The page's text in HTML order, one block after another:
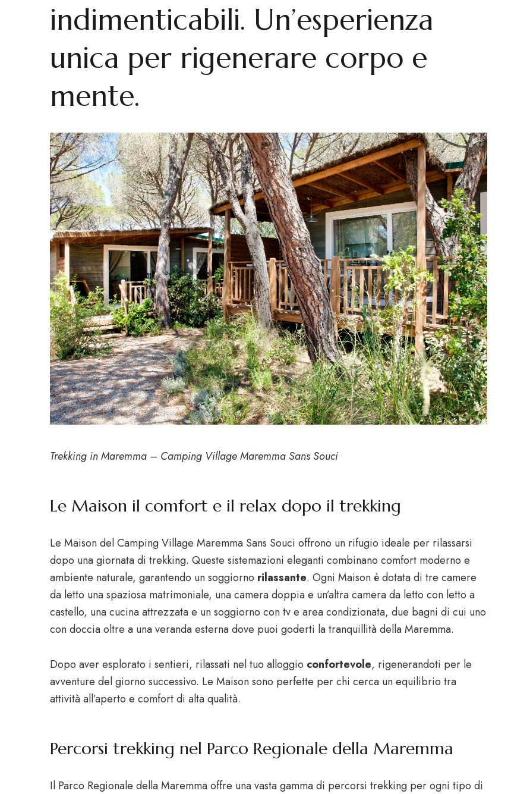
indimenticabili. Un’esperienza
unica per rigenerare corpo e
mente.
Trekking in Maremma – Camping Village Maremma Sans Souci
Le Maison il comfort e il relax dopo il trekking
Le Maison del Camping Village Maremma Sans Souci offrono un rifugio ideale per rilassarsi
dopo una giornata di trekking. Queste sistemazioni eleganti combinano comfort moderno e
ambiente naturale, garantendo un soggiorno rilassante. Ogni Maison è dotata di tre camere
da letto una spaziosa matrimoniale, una camera doppia e un’altra camera da letto con letto a
castello, una cucina attrezzata e un soggiorno con tv e area condizionata, due bagni di cui uno
con doccia oltre a una veranda esterna dove puoi goderti la tranquillità della Maremma.
Dopo aver esplorato i sentieri, rilassati nel tuo alloggio confortevole, rigenerandoti per le
avventure del giorno successivo. Le Maison sono perfette per chi cerca un equilibrio tra
attività all’aperto e comfort di alta qualità.
Percorsi trekking nel Parco Regionale della Maremma
Il Parco Regionale della Maremma offre una vasta gamma di percorsi trekking per ogni tipo di